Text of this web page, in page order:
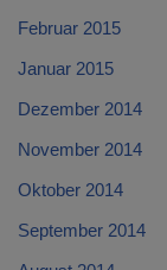
Februar 2015
Januar 2015
Dezember 2014
November 2014
Oktober 2014
September 2014